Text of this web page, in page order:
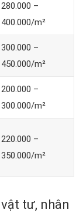
280.000 –
400.000/m²
300.000 –
450.000/m²
200.000 –
300.000/m²
220.000 –
350.000/m²
tư, nhân